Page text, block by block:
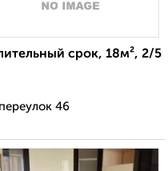
срок, 18м², 2/5
46